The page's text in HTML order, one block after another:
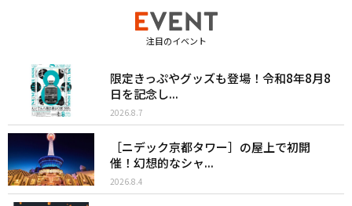
注目のイベント
限定きっぷやグッズも登場！令和8年8月8
日を記念し...
2026.8.7
［ニデック京都タワー］の屋上で初開
催！幻想的なシャ...
2026.8.4